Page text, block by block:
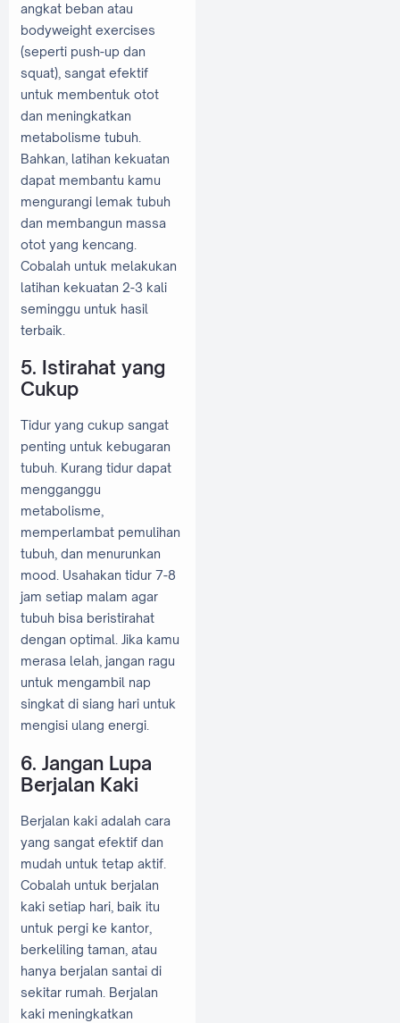
angkat beban atau
bodyweight exercises
(seperti push-up dan
squat), sangat efektif
untuk membentuk otot
dan meningkatkan
metabolisme tubuh.
Bahkan, latihan kekuatan
dapat membantu kamu
mengurangi lemak tubuh
dan membangun massa
otot yang kencang.
Cobalah untuk melakukan
latihan kekuatan 2-3 kali
seminggu untuk hasil
terbaik.
5. Istirahat yang
Cukup
Tidur yang cukup sangat
penting untuk kebugaran
tubuh. Kurang tidur dapat
mengganggu
metabolisme,
memperlambat pemulihan
tubuh, dan menurunkan
mood. Usahakan tidur 7-8
jam setiap malam agar
tubuh bisa beristirahat
dengan optimal. Jika kamu
merasa lelah, jangan ragu
untuk mengambil nap
singkat di siang hari untuk
mengisi ulang energi.
6. Jangan Lupa
Berjalan Kaki
Berjalan kaki adalah cara
yang sangat efektif dan
mudah untuk tetap aktif.
Cobalah untuk berjalan
kaki setiap hari, baik itu
untuk pergi ke kantor,
berkeliling taman, atau
hanya berjalan santai di
sekitar rumah. Berjalan
kaki meningkatkan